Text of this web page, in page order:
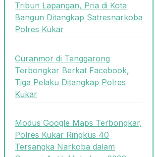
Tribun Lapangan, Pria di Kota
Bangun Ditangkap Satresnarkoba
Polres Kukar
Curanmor di Tenggarong
Terbongkar Berkat Facebook,
Tiga Pelaku Ditangkap Polres
Kukar
Modus Google Maps Terbongkar,
Polres Kukar Ringkus 40
Tersangka Narkoba dalam